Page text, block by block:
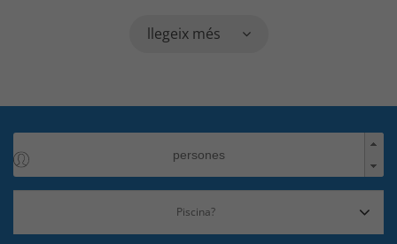
llegeix més 